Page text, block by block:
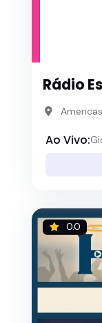
Rádio
Ao Vivo:
0.0